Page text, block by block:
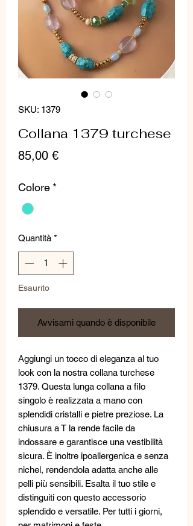
SKU: 1379
Collana 1379 turchese
85,00 €Prezzo
Colore *
Quantità *
Esaurito
Avvisami quando è disponibile
Aggiungi un tocco di eleganza al tuo
look con la nostra collana turchese
1379. Questa lunga collana a filo
singolo è realizzata a mano con
splendidi cristalli e pietre preziose. La
chiusura a T la rende facile da
indossare e garantisce una vestibilità
sicura. È inoltre ipoallergenica e senza
nichel, rendendola adatta anche alle
pelli più sensibili. Esalta il tuo stile e
distinguiti con questo accessorio
splendido e versatile. Per tutti i giorni,